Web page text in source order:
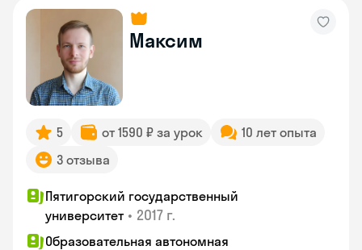
Максим
5 от 1590 ₽ за урок
10 лет опыта
3 отзыва
Пятигорский государственный
университет • 2017 г.
Образовательная автономная